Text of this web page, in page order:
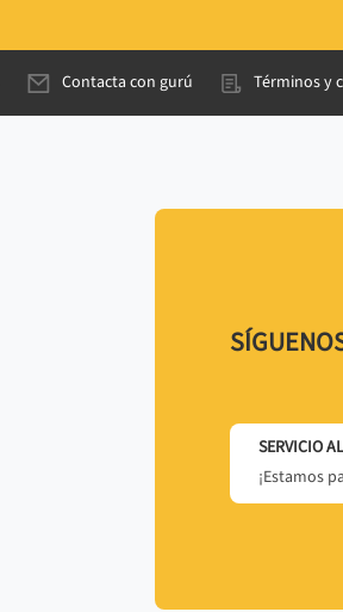
Contacta con gurú Términos y
SERVICIO
¡Estamos